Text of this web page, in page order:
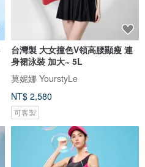
台灣製 大女撞色V領高腰顯瘦 連
身裙泳裝 加大~ 5L
莫妮娜 YourstyLe
NT$ 2,580
可客製